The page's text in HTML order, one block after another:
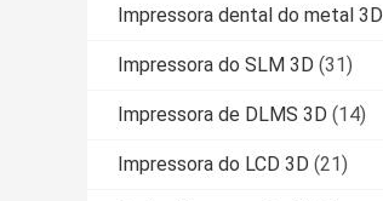
Impressora dental do metal 3D
Impressora do SLM 3D (31)
Impressora de DLMS 3D (14)
Impressora do LCD 3D (21)